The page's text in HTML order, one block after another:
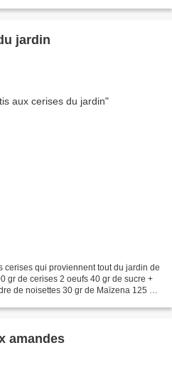
jardin
cerises qui proviennent tout du jardin de
gr de cerises 2 oeufs 40 gr de sucre +
de noisettes 30 gr de Maïzena 125 ml
amandes